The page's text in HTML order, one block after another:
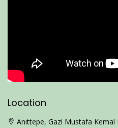
Location
Anıttepe, Gazi Mustafa